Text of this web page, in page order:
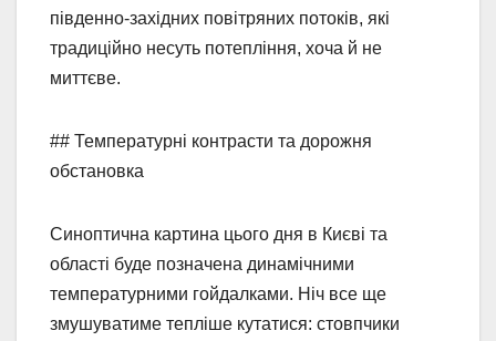
південно-західних повітряних потоків, які
традиційно несуть потепління, хоча й не
миттєве.
## Температурні контрасти та дорожня
обстановка
Синоптична картина цього дня в Києві та
області буде позначена динамічними
температурними гойдалками. Ніч все ще
змушуватиме тепліше кутатися: стовпчики